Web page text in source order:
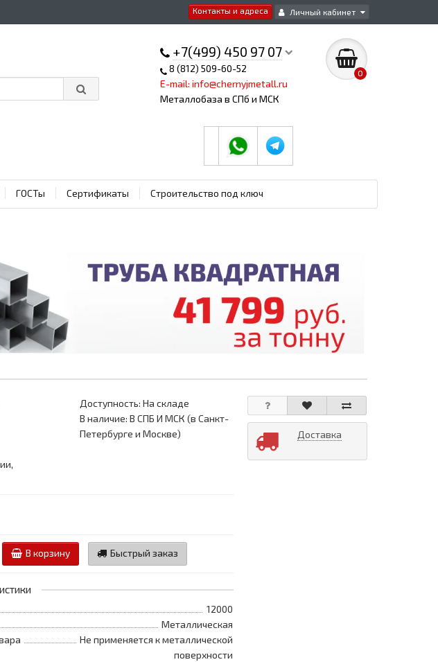
Контакты и адреса Личный кабинет
+7(499) 450 97 07
8 (812) 509-60-52
E-mail: info@chernyjmetall.ru
Металлобаза в СПб и МСК
0
ГОСТы Сертификаты Строительство под ключ
Доступность: На складе
В наличие: В СПБ И МСК (в Санкт-
Петербурге и Москве)
В корзину Быстрый заказ
12000
Металлическая
Не применяется к металлической
поверхности
Доставка